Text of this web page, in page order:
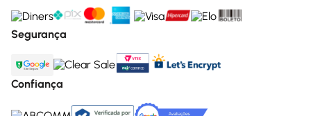
Segurança
Confiança